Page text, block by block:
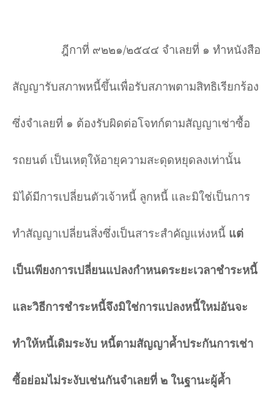
ฎีกาที่ ๙๒๒๑/๒๕๔๔ จำเลยที่ ๑ ทำหนังสือ
สัญญารับสภาพหนี้ขึ้นเพื่อรับสภาพตามสิทธิเรียกร้อง
ซึ่งจำเลยที่ ๑ ต้องรับผิดต่อโจทก์ตามสัญญาเช่าซื้อ
รถยนต์ เป็นเหตุให้อายุความสะดุดหยุดลงเท่านั้น
มิได้มีการเปลี่ยนตัวเจ้าหนี้ ลูกหนี้ และมิใช่เป็นการ
ทำสัญญาเปลี่ยนสิ่งซึ่งเป็นสาระสำคัญแห่งหนี้ แต่
เป็นเพียงการเปลี่ยนแปลงกำหนดระยะเวลาชำระหนี้
และวิธีการชำระหนี้จึงมิใช่การแปลงหนี้ใหม่อันจะ
ทำให้หนี้เดิมระงับ หนี้ตามสัญญาค้ำประกันการเช่า
ซื้อย่อมไม่ระงับเช่นกันจำเลยที่ ๒ ในฐานะผู้ค้ำ